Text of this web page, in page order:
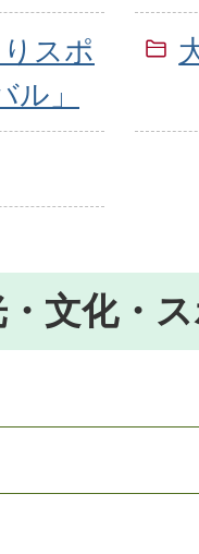
スポ
」
文化・